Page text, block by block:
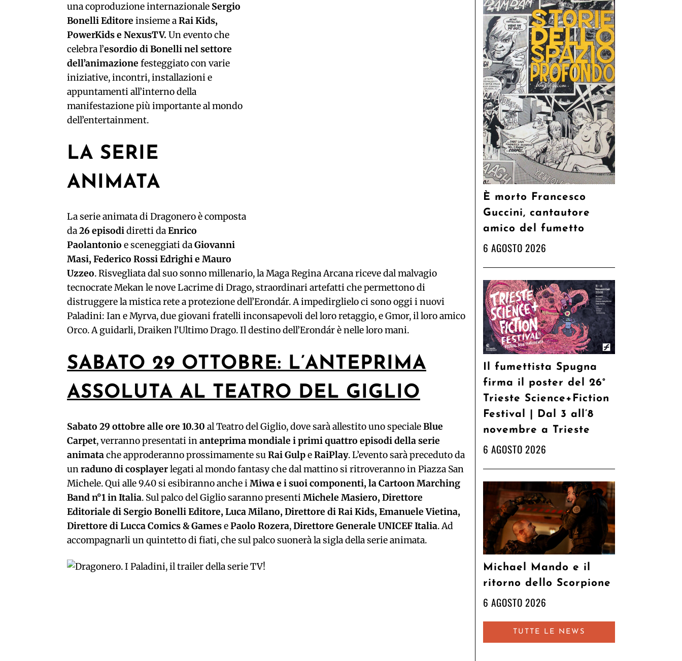
una coproduzione internazionale Sergio
Bonelli Editore insieme aRai Kids,
PowerKids e NexusTV. Un evento che
celebra l’esordio di Bonelli nel settore
dell’animazione festeggiato con varie
iniziative, incontri, installazioni e
appuntamenti all’interno della
manifestazione più importante al mondo
dell’entertainment.
LA SERIE
ANIMATA
La serie animata di Dragonero è composta
da26 episodidiretti daEnrico
Paolantonio e sceneggiati daGiovanni
Masi, Federico Rossi Edrighi e Mauro
Uzzeo. Risvegliata dal suo sonno millenario, la Maga Regina Arcana riceve dal malvagio
tecnocrate Mekan le nove Lacrime di Drago, straordinari artefatti che permettono di
distruggere la mistica rete a protezione dell’Erondár. A impedirglielo ci sono oggi i nuovi
Paladini: Ian e Myrva, due giovani fratelli inconsapevoli del loro retaggio, e Gmor, il loro amico
Orco. A guidarli, Draiken l’Ultimo Drago. Il destino dell’Erondár è nelle loro mani.
SABATO 29 OTTOBRE: L’ANTEPRIMA
ASSOLUTA AL TEATRO DEL GIGLIO
Sabato 29 ottobre alle ore 10.30 al Teatro del Giglio, dove sarà allestito uno specialeBlue
Carpet, verranno presentati inanteprima mondiale i primi quattro episodi della serie
animatache approderanno prossimamente suRai GulpeRaiPlay. L’evento sarà preceduto da
unraduno di cosplayerlegati al mondo fantasy che dal mattino si ritroveranno in Piazza San
Michele. Qui alle 9.40 si esibiranno anche iMiwa e i suoi componenti, la Cartoon Marching
Band n°1 in Italia. Sul palco del Giglio saranno presentiMichele Masiero, Direttore
Editoriale di Sergio Bonelli Editore, Luca Milano, Direttore di Rai Kids, Emanuele Vietina,
Direttore di Lucca Comics & GamesePaolo Rozera,Direttore Generale UNICEF Italia. Ad
accompagnarli un quintetto di fiati, che sul palco suonerà la sigla della serie animata.
È morto Francesco
Guccini, cantautore
amico del fumetto
6 AGOSTO 2026
Il fumettista Spugna
firma il poster del 26°
Trieste Science+Fiction
Festival | Dal 3 all’8
novembre a Trieste
6 AGOSTO 2026
Michael Mando e il
ritorno dello Scorpione
6 AGOSTO 2026
TUTTE LE NEWS